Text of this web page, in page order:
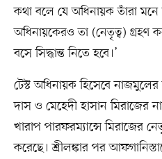
কথা বলে যে অধিনায়ক তাঁরা
অধিনায়কেরও তা (নেতৃত্ব) গ্রহণ
বসে সিদ্ধান্ত নিতে হবে।’
টেস্ট অধিনায়ক হিসেবে
দাস ও মেহেদী হাসান মিরাজের
খারাপ পারফরম্যান্সে মিরাজের
করেছে। শ্রীলঙ্কার পর